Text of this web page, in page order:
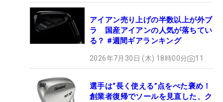
アイアン売り上げの半数以上が外ブ
ラ 国産アイアンの人気が落ちてい
る？ #週間ギアランキング
2026年7月30日 (木) 18時00分 11
選手は“長く使える”点をべた褒め！
創業者復帰でソールを見直した、ク